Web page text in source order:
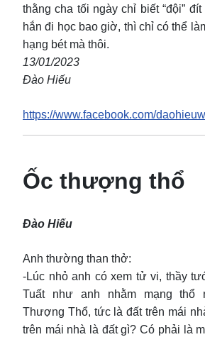
thằng cha tối ngày chỉ biết “đội”
hắn đi học bao giờ, thì chỉ có thể
hạng bét mà thôi.
13/01/2023
Đào Hiếu
https://www.facebook.com/
Ốc thượng thổ
Đào Hiếu
Anh thường than thở:
-Lúc nhỏ anh có xem tử vi, thầy
Tuất như anh nhằm mạng thổ
Thượng Thổ, tức là đất trên mái
trên mái nhà là đất gì? Có phải là